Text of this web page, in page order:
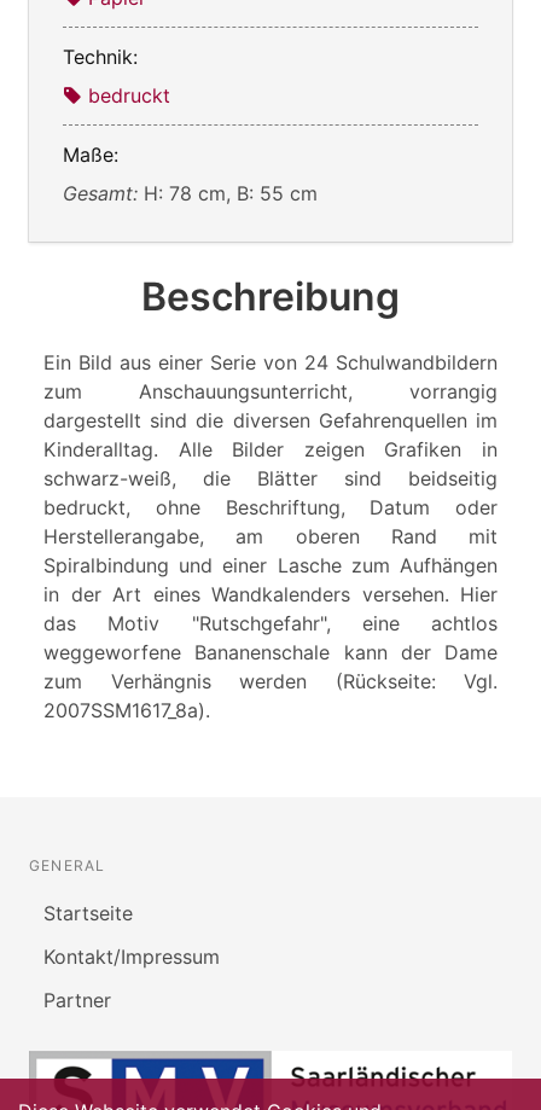
Technik:
bedruckt
Maße:
Gesamt: H: 78 cm, B: 55 cm
Beschreibung
Ein Bild aus einer Serie von 24 Schulwandbildern
zum Anschauungsunterricht, vorrangig
dargestellt sind die diversen Gefahrenquellen im
Kinderalltag. Alle Bilder zeigen Grafiken in
schwarz-weiß, die Blätter sind beidseitig
bedruckt, ohne Beschriftung, Datum oder
Herstellerangabe, am oberen Rand mit
Spiralbindung und einer Lasche zum Aufhängen
in der Art eines Wandkalenders versehen. Hier
das Motiv "Rutschgefahr", eine achtlos
weggeworfene Bananenschale kann der Dame
zum Verhängnis werden (Rückseite: Vgl.
2007SSM1617_8a).
GENERAL
Startseite
Kontakt/Impressum
Partner